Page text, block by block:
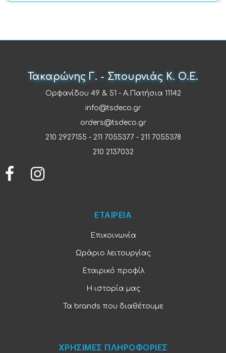
Τακαρώνης Γ. - Σπουρνιάς Κ. Ο.Ε.
Ορφανίδου 49 & 51 - Α.Πατήσια 11142
info@tsdeco.gr
orders@tsdeco.gr
210 2927155 - 211 7055377- 211 7055378
210 2137032
ΕΤΑΙΡΕΙΑ
Επικοινωνία
Ωράριο λειτουργίας
Εταιρικό προφίλ
Η ιστορία μας
Τα brands που διαθέτουμε
ΧΡΗΣΙΜΕΣ ΠΛΗΡΟΦΟΡΙΕΣ